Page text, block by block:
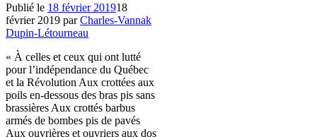
Publié le 18 février 201918
février 2019 parCharles-Vannak
Dupin-Létourneau
« À celles et ceux qui ont lutté
pour l’indépendance du Québec
et la Révolution Aux crottées aux
poils en-dessous des bras pis sans
brassières Aux crottés barbus
armés de bombes pis de pavés
Aux ouvrières et ouvriers aux dos